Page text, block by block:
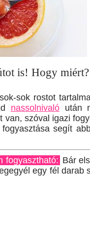
is! Hogy miért?
sok rostot
nassolnivalóután
van, szóval igazi
fogyasztása segít
fogyasztható: Bár
egy fél darab